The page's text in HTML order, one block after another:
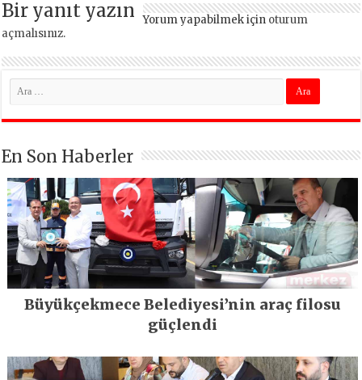
Bir yanıt yazın Yorum yapabilmek için oturum
açmalısınız.
En Son Haberler
Büyükçekmece Belediyesi’nin araç filosu
güçlendi